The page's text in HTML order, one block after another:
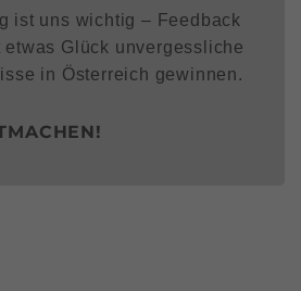
ist uns wichtig – Feedback
etwas Glück unvergessliche
in Österreich gewinnen.